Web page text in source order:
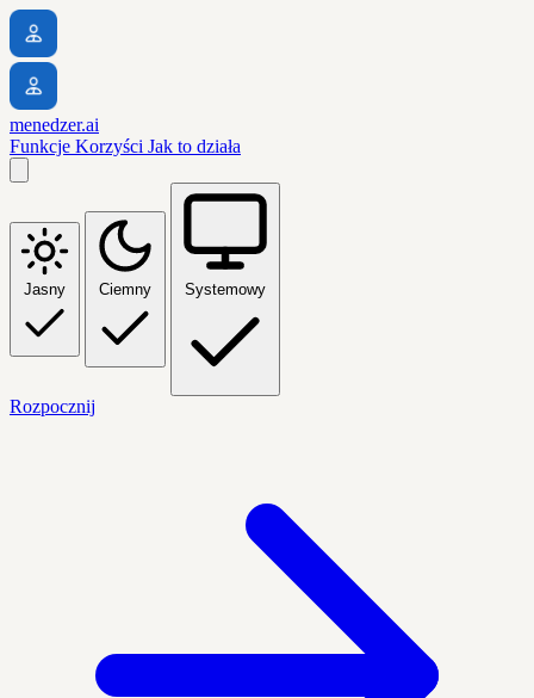
menedzer.ai
Funkcje Korzyści Jak to działa
Jasny Ciemny Systemowy
Rozpocznij